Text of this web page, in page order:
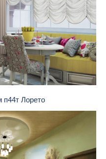
п44т Лорето